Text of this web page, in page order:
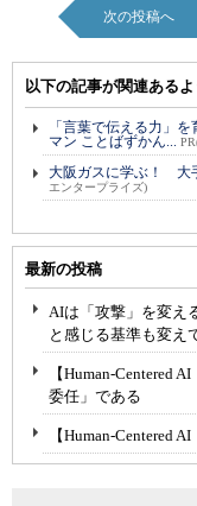
次の投稿へ
以下の記事が関連ある
「言葉で伝える力」
マン ことばずかん...
大阪ガスに学ぶ！ 大
エンタープライズ)
最新の投稿
AIは「攻撃」を変え
と感じる基準も変え
【Human-Centered
委任」である
【Human-Centered